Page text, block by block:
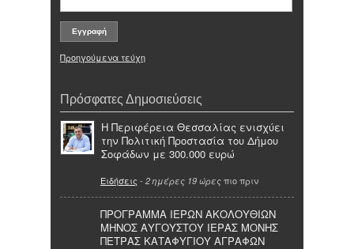
Προηγούμενα τεύχη
Πρόσφατες Δημοσιεύσεις
Η Περιφέρεια Θεσσαλίας ενισχύει
την Πολιτική Προστασία του Δήμου
Σοφάδων με 300.000 ευρώ
Ειδήσεις - 2 ημέρες 19 ώρες πιο πριν
ΠΡΟΓΡΑΜΜΑ ΙΕΡΩΝ ΑΚΟΛΟΥΘΙΩΝ
ΜΗΝΟΣ ΑΥΓΟΥΣΤΟΥ ΙΕΡΑΣ ΜΟΝΗΣ
ΠΕΤΡΑΣ ΚΑΤΑΦΥΓΙΟΥ ΑΓΡΑΦΩΝ